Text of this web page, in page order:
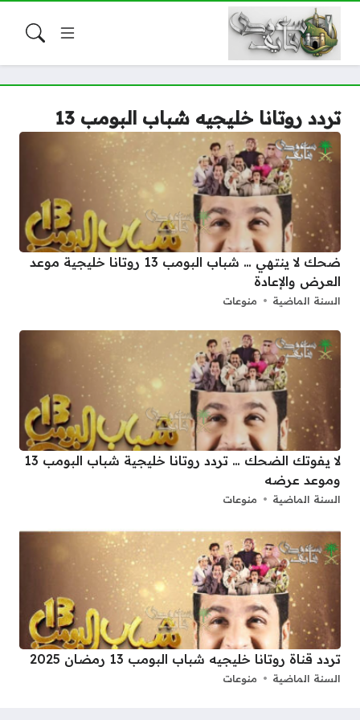
تردد روتانا خليجيه شباب البومب 13
ضحك لا ينتهي … شباب البومب 13 روتانا خليجية موعد
العرض والإعادة
السنة الماضية منوعات
لا يفوتك الضحك … تردد روتانا خليجية شباب البومب 13
وموعد عرضه
السنة الماضية منوعات
تردد قناة روتانا خليجيه شباب البومب 13 رمضان 2025
السنة الماضية منوعات